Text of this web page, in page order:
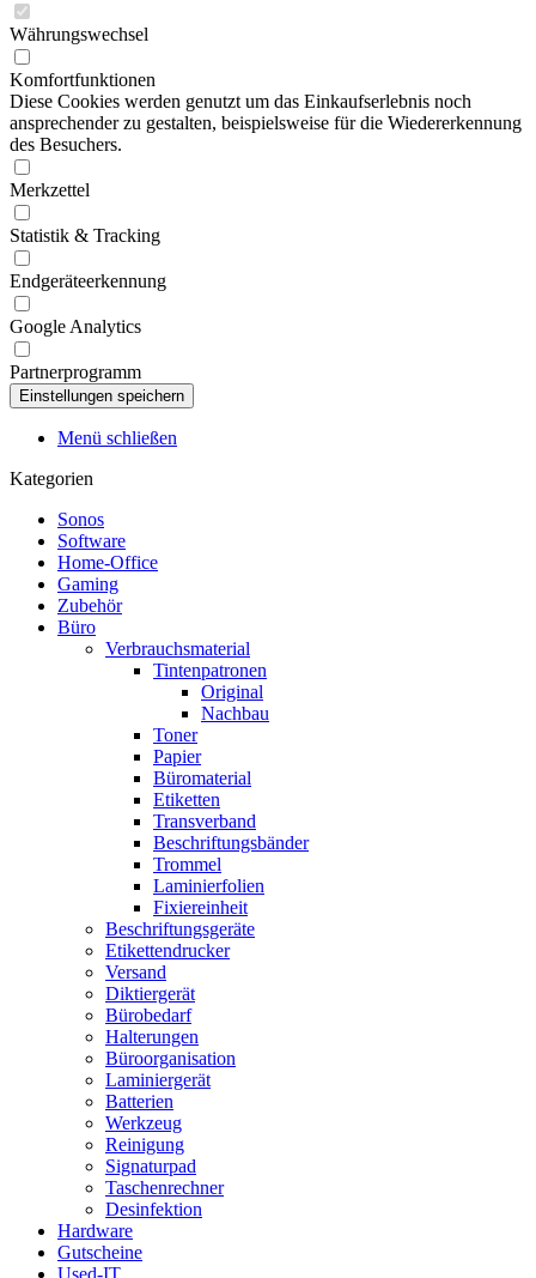
Währungswechsel
Komfortfunktionen
Diese Cookies werden genutzt um das Einkaufserlebnis noch
ansprechender zu gestalten, beispielsweise für die Wiedererkennung
des Besuchers.
Merkzettel
Statistik & Tracking
Endgeräteerkennung
Google Analytics
Partnerprogramm
Menü schließen
Kategorien
Sonos
Software
Home-Office
Gaming
Zubehör
Büro
Verbrauchsmaterial
Tintenpatronen
Original
Nachbau
Toner
Papier
Büromaterial
Etiketten
Transverband
Beschriftungsbänder
Trommel
Laminierfolien
Fixiereinheit
Beschriftungsgeräte
Etikettendrucker
Versand
Diktiergerät
Bürobedarf
Halterungen
Büroorganisation
Laminiergerät
Batterien
Werkzeug
Reinigung
Signaturpad
Taschenrechner
Desinfektion
Hardware
Gutscheine
Used-IT